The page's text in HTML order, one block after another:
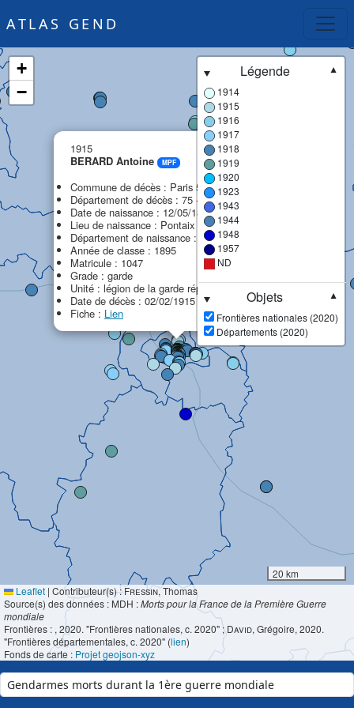
ATLAS GEND
1915
BERARD Antoine
MPF
Commune de décès : Paris 5e arrondissement
Département de décès : 75 - Paris (ex Seine)
Date de naissance : 12/05/1875
Lieu de naissance : Pontaix
Département de naissance : 26 - Drôme
Année de classe : 1895
Matricule : 1047
Grade : garde
Unité : légion de la garde républicaine (LGR)
Date de décès : 02/02/1915
Fiche : Lien
+
−
Légende
▼
1914
1915
1916
1917
1918
1919
1920
1923
1943
1944
1948
1957
ND
Objets
▼
Frontières nationales (2020)
Départements (2020)
20 km
Leaflet | Contributeur(s) :Fressin, Thomas
Source(s) des données : MDH :Morts pour la France de la Première Guerre
mondiale
Frontières : , 2020. "Frontières nationales, c. 2020" ;David, Grégoire, 2020.
"Frontières départementales, c. 2020" (lien)
Fonds de carte : Projet geojson-xyz